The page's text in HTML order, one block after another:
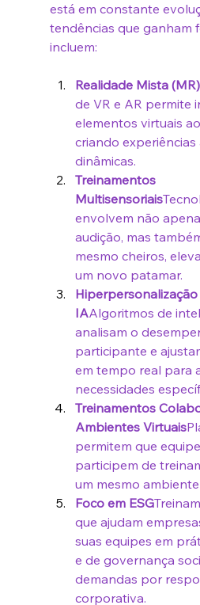
está em constante
tendências que ganham
incluem:
Realidade Mista (MR)
de VR e AR permite
elementos virtuais
criando experiências
dinâmicas.
Treinamentos
Multisensoriais
envolvem não
audição, mas
mesmo cheiros,
um novo patamar.
IAAlgoritmos de
analisam o
participante e
em tempo real para
necessidades
Treinamentos
Ambientes Virtuais
permitem que
participem de
um mesmo
Foco em ESG
que ajudam
suas equipes em
e de governança
demandas por
corporativa.